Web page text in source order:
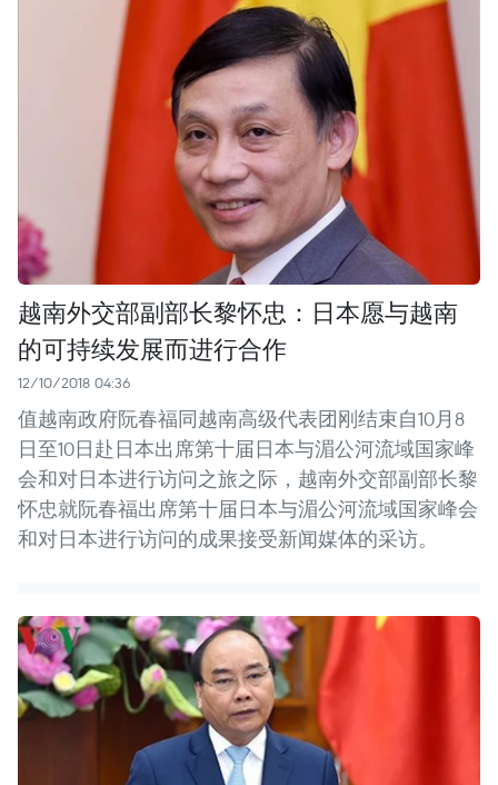
越南外交部副部长黎怀忠：日本愿与越南
的可持续发展而进行合作
12/10/2018 04:36
值越南政府阮春福同越南高级代表团刚结束自10月8
日至10日赴日本出席第十届日本与湄公河流域国家峰
会和对日本进行访问之旅之际，越南外交部副部长黎
怀忠就阮春福出席第十届日本与湄公河流域国家峰会
和对日本进行访问的成果接受新闻媒体的采访。